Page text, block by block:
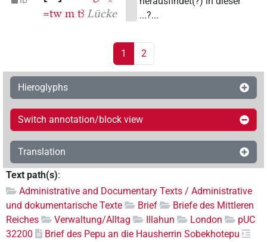
=tw m tꜣ Lücke
...?...
1 2
Hieroglyphs
Switch annotation/block view
Translation
Text path(s):
Administrative and Documentary Texts / Administrative
und dokumentarische Texte
Brief
Briefe des Mittleren
Reiches
Verwaltung/Alltag Illahun London
pUC
32200
Brief des Pepu an die Hausherrin Sobekhotepu